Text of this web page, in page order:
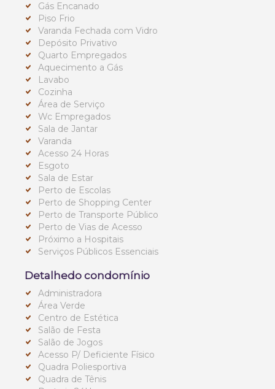
Gás Encanado
Piso Frio
Varanda Fechada com Vidro
Depósito Privativo
Quarto Empregados
Aquecimento a Gás
Lavabo
Cozinha
Área de Serviço
Wc Empregados
Sala de Jantar
Varanda
Acesso 24 Horas
Esgoto
Sala de Estar
Perto de Escolas
Perto de Shopping Center
Perto de Transporte Público
Perto de Vias de Acesso
Próximo a Hospitais
Serviços Públicos Essenciais
Detalhedo condomínio
Administradora
Área Verde
Centro de Estética
Salão de Festa
Salão de Jogos
Acesso P/ Deficiente Físico
Quadra Poliesportiva
Quadra de Tênis